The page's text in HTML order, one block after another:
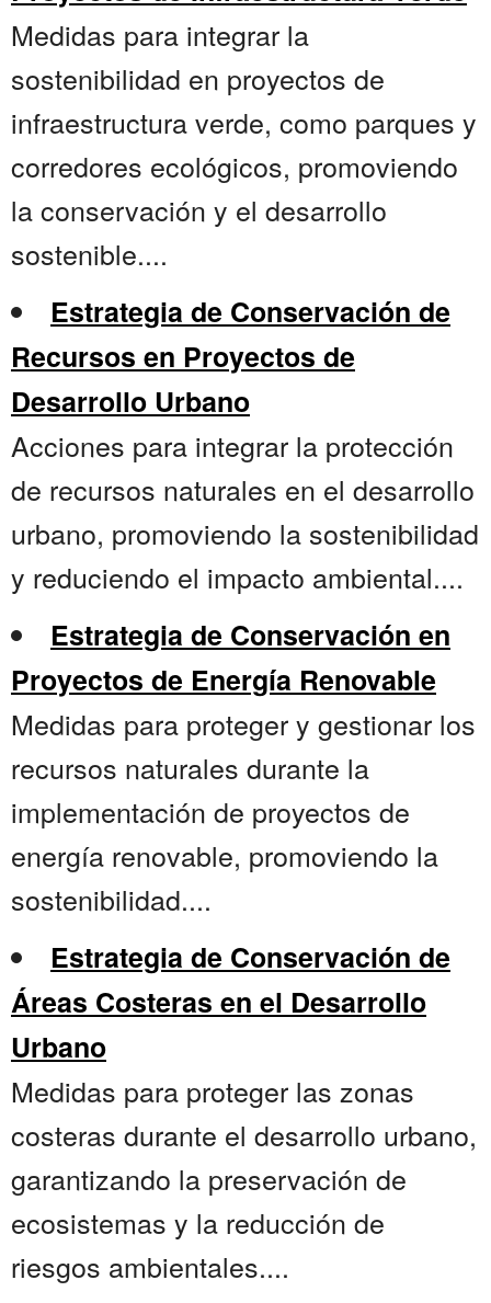
Medidas para integrar la
sostenibilidad en proyectos de
infraestructura verde, como parques y
corredores ecológicos, promoviendo
la conservación y el desarrollo
sostenible....
Estrategia de Conservación de
Recursos en Proyectos de
Desarrollo Urbano
Acciones para integrar la protección
de recursos naturales en el desarrollo
urbano, promoviendo la sostenibilidad
y reduciendo el impacto ambiental....
Estrategia de Conservación en
Proyectos de Energía Renovable
Medidas para proteger y gestionar los
recursos naturales durante la
implementación de proyectos de
energía renovable, promoviendo la
sostenibilidad....
Estrategia de Conservación de
Áreas Costeras en el Desarrollo
Urbano
Medidas para proteger las zonas
costeras durante el desarrollo urbano,
garantizando la preservación de
ecosistemas y la reducción de
riesgos ambientales....